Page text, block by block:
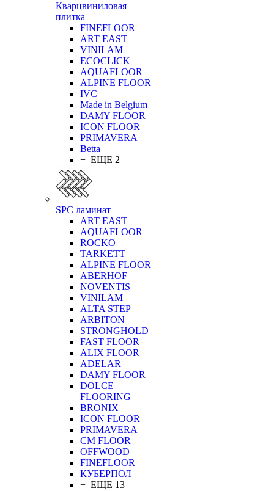
Кварцвиниловая
плитка
FINEFLOOR
ART EAST
VINILAM
ECOCLICK
AQUAFLOOR
ALPINE FLOOR
IVC
Made in Belgium
DAMY FLOOR
ICON FLOOR
PRIMAVERA
Betta
+ ЕЩЕ 2
SPC ламинат
ART EAST
AQUAFLOOR
ROCKO
TARKETT
ALPINE FLOOR
ABERHOF
NOVENTIS
VINILAM
ALTA STEP
ARBITON
STRONGHOLD
FAST FLOOR
ALIX FLOOR
ADELAR
DAMY FLOOR
DOLCE
FLOORING
BRONIX
ICON FLOOR
PRIMAVERA
CM FLOOR
OFFWOOD
FINEFLOOR
КУБЕРПОЛ
+ ЕЩЕ 13